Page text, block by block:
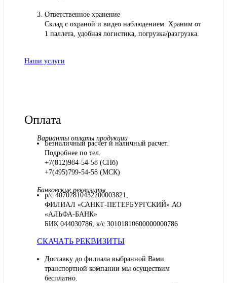
Ответственное хранение
Склад с охраной и видео наблюдением. Храним от
1 паллета, удобная логистика, погрузка/разгрузка.
Наши услуги
Оплата
Варианты оплаты продукции
Безналичный расчет и наличный расчет.
Подробнее по тел.
+7(812)984-54-58 (СПб)
+7(495)799-54-58 (МСК)
Банковские реквизиты
р/с 40702810432200003821,
ФИЛИАЛ «САНКТ-ПЕТЕРБУРГСКИЙ» АО
«АЛЬФА-БАНК»
БИК 044030786, к/с 30101810600000000786
СКАЧАТЬ РЕКВИЗИТЫ
Доставку до филиала выбранной Вами
транспортной компании мы осуществим
бесплатно.